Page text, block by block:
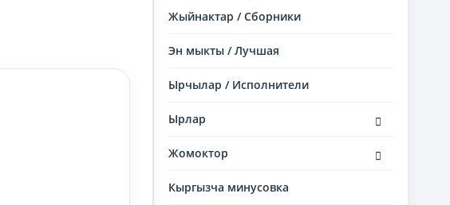
Жыйнактар / Сборники
Эн мыкты / Лучшая
Ырчылар / Исполнители
Ырлар
дочернее
Жомоктор
дочернее
Кыргызча минусовка